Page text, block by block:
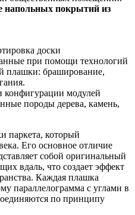
напольных покрытий из
доски
при помощи технологий
плашки: браширование,
конфигурации модулей
породы дерева, камень,
паркета, который
Его основное отличие
собой оригинальный
вдаль, что создает эффект
Каждая плашка
параллелограмма с углами в
по принципу